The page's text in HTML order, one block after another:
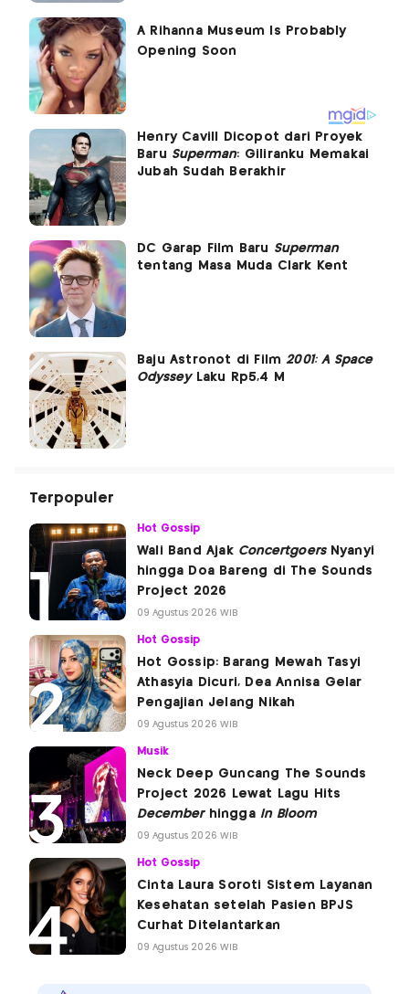
Henry Cavill Dicopot dari Proyek
Baru Superman: Giliranku Memakai
Jubah Sudah Berakhir
DC Garap Film Baru Superman
tentang Masa Muda Clark Kent
Baju Astronot di Film 2001: A Space
OdysseyLaku Rp5,4 M
Terpopuler
Hot Gossip
Wali Band Ajak ConcertgoersNyanyi
hingga Doa Bareng di The Sounds
Project 2026
09 Agustus 2026 WIB
Hot Gossip
Hot Gossip: Barang Mewah Tasyi
Athasyia Dicuri, Dea Annisa Gelar
Pengajian Jelang Nikah
09 Agustus 2026 WIB
Musik
Neck Deep Guncang The Sounds
Project 2026 Lewat Lagu Hits
Decemberhingga In Bloom
09 Agustus 2026 WIB
Hot Gossip
Cinta Laura Soroti Sistem Layanan
Kesehatan setelah Pasien BPJS
Curhat Ditelantarkan
09 Agustus 2026 WIB